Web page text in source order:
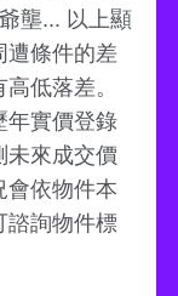
壟... 以上顯
遭條件的差
低落差。
年實價登錄
未來成交價
會依物件本
諮詢物件標